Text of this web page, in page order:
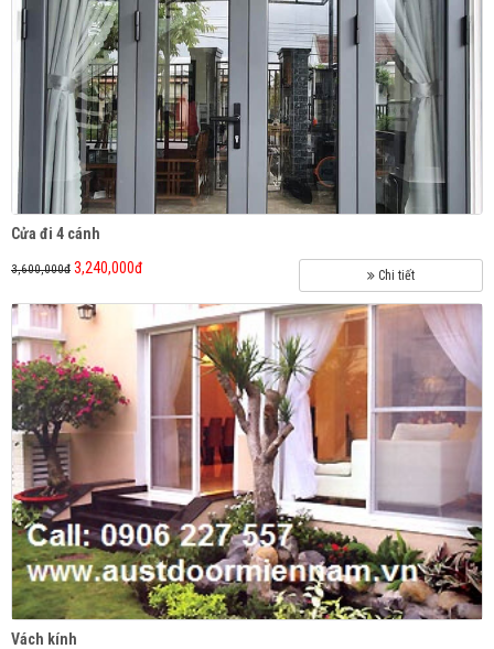
Cửa đi 4 cánh
3,600,000đ 3,240,000đ Chi tiết
Vách kính
Cửa thép RAISEDBARD
Cửa xuyên sáng VISUALBARD